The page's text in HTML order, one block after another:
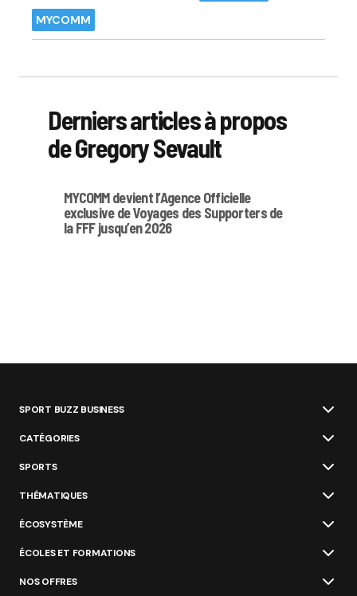
MYCOMM
Derniers articles à propos
de Gregory Sevault
MYCOMM devient l’Agence Officielle
exclusive de Voyages des Supporters de
la FFF jusqu’en 2026
SPORT BUZZ BUSINESS
CATÉGORIES
SPORTS
THÉMATIQUES
ÉCOSYSTÈME
ÉCOLES ET FORMATIONS
NOS OFFRES